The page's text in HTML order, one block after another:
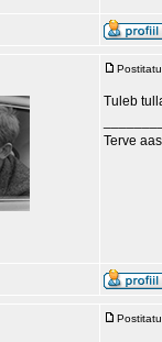
Tuleb
Terve